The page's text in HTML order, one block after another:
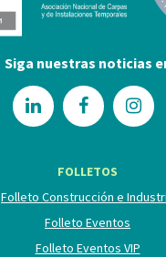
Siga nuestras noticias
FOLLETOS
Folleto Construcción e
Folleto Eventos
Folleto Eventos VIP